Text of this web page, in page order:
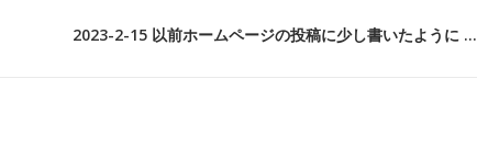
2023-2-15 以前ホームページの投稿に少し書いたように …